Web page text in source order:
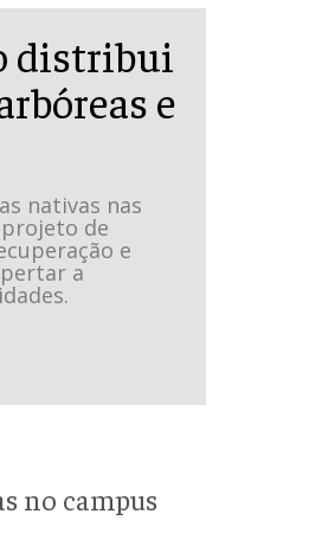
distribui
e
nativas nas
de
e
a
no campus